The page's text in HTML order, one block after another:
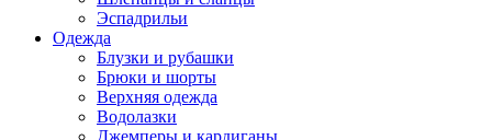
Эспадрильи
Одежда
Блузки и рубашки
Брюки и шорты
Верхняя одежда
Водолазки
Джемперы и кардиганы